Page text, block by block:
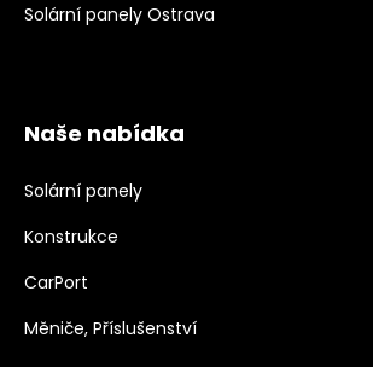
Solární panely Ostrava
Naše nabídka
Solární panely
Konstrukce
CarPort
Měniče, Příslušenství